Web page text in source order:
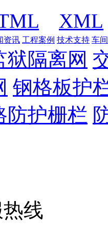
XML
资讯 工程案例 技术支持 车
狱隔离网
钢格板护
防护栅栏
线